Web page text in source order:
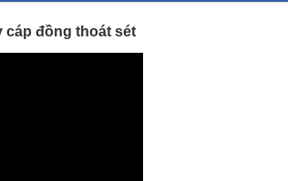
cáp đồng thoát sét